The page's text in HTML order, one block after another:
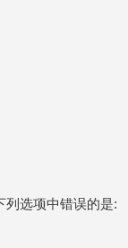
列选项中错误的是: